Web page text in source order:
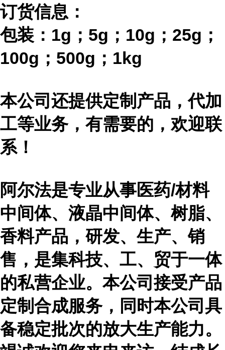
订货信息：
包装： 1g；5g；10g；25g；
100g；500g；1kg
本公司还提供定制产品，代加
工等业务，有需要的，欢迎联
系！
阿尔法是专业从事医药/材料
中间体、液晶中间体、树脂、
香料产品，研发、生产、销
售，是集科技、工、贸于一体
的私营企业。本公司接受产品
定制合成服务，同时本公司具
备稳定批次的放大生产能力。